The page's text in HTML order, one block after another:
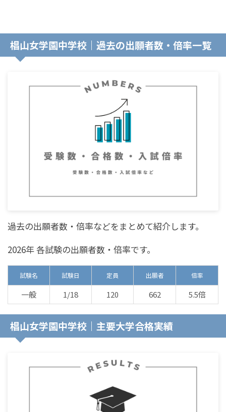
椙山女学園中学校｜過去の出願者数・倍率一覧
過去の出願者数・倍率などをまとめて紹介します。
2026年 各試験の出願者数・倍率です。
試験名 試験日 定員 出願者 倍率
一般 1/18 120 662 5.5倍
椙山女学園中学校｜主要大学合格実績